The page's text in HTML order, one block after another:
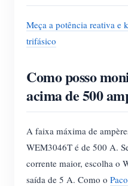
Meça a potência reativa e
trifásico
Como posso
acima de 500
A faixa máxima de
WEM3046T é de 500 A.
corrente maior, escolha o
saída de 5 A. Como o